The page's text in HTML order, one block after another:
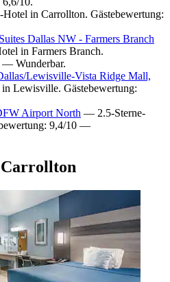
in Carrollton. Gästebewertung:
Dallas NW - Farmers Branch
in Farmers Branch.
— Wunderbar.
Lewisville-Vista Ridge Mall,
Lewisville. Gästebewertung:
Airport North — 2.5-Sterne-
9,4/10 —
Carrollton